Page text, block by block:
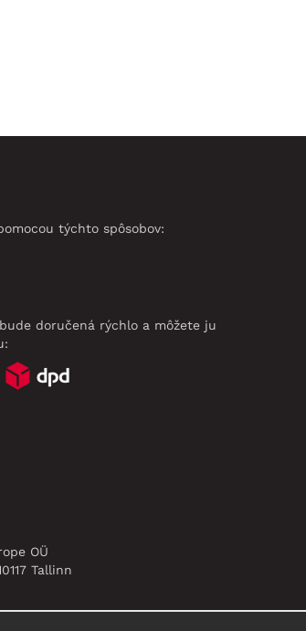
týchto spôsobov:
doručená rýchlo a môžete ju
OÜ
Tallinn
adresu **neposielajte vrátený